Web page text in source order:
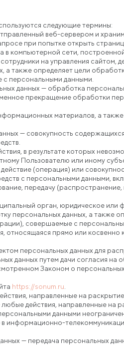
следующие термины:
веб-сервером и
при попытке открыть
в компьютерной сети,
на управления сайтом,
а также определяет цели
персональными данными.
данных — обработка
прекращение обработки
материалов, а
— совокупность
в результате которых
Пользователю или иному
(операция) или
с персональными данными,
передачу
орган, юридическое
персональных данных, а также
совершаемые с
относящаяся прямо или
персональных данных для
данных путем дачи согласия
Законом о
https://sonum.ru
направленные на
действия, направленные на
данными
информационно-
— передача персональных